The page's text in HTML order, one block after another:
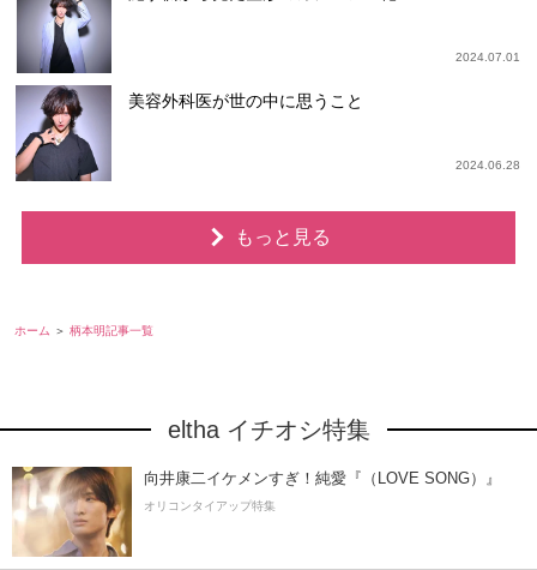
2024.07.01
美容外科医が世の中に思うこと
2024.06.28
もっと見る
ホーム 柄本明記事一覧
eltha イチオシ特集
向井康二イケメンすぎ！純愛『（LOVE SONG）』
オリコンタイアップ特集